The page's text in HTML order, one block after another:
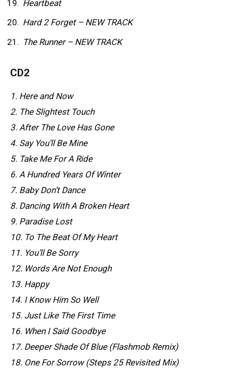
Heartbeat
Hard 2 Forget – NEW TRACK
The Runner – NEW TRACK
CD2
1. Here and Now
2. The Slightest Touch
3. After The Love Has Gone
4. Say You’ll Be Mine
5. Take Me For A Ride
6. A Hundred Years Of Winter
7. Baby Don’t Dance
8. Dancing With A Broken Heart
9. Paradise Lost
10. To The Beat Of My Heart
11. You’ll Be Sorry
12. Words Are Not Enough
13. Happy
14. I Know Him So Well
15. Just Like The First Time
16. When I Said Goodbye
17. Deeper Shade Of Blue (Flashmob Remix)
18. One For Sorrow (Steps 25 Revisited Mix)